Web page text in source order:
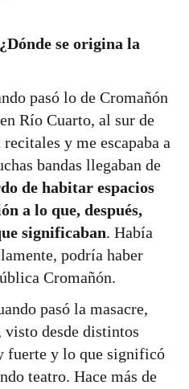
se origina la
pasó lo de Cromañón
Río Cuarto, al sur de
y me escapaba a
bandas llegaban de
de habitar espacios
a lo que, después,
significaban. Había
podría haber
Cromañón.
pasó la masacre,
desde distintos
fuerte y lo que significó
teatro. Hace más de